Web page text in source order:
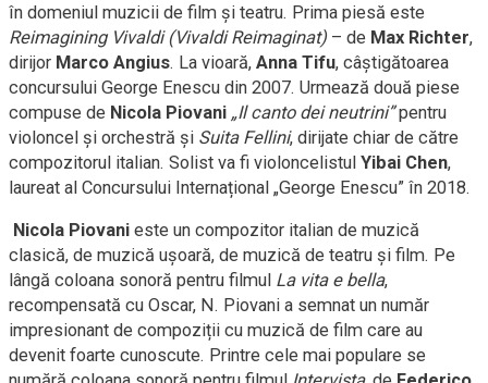
în domeniul muzicii de film și teatru. Prima piesă este
Reimagining Vivaldi (Vivaldi Reimaginat) – de Max Richter,
dirijor Marco Angius. La vioară, Anna Tifu, câștigătoarea
concursului George Enescu din 2007. Urmează două piese
compuse de Nicola Piovani „Il canto dei neutrini”pentru
violoncel și orchestră și Suita Fellini, dirijate chiar de către
compozitorul italian. Solist va fi violoncelistul Yibai Chen,
laureat al Concursului Internațional „George Enescu” în 2018.
Nicola Piovani este un compozitor italian de muzică
clasică, de muzică ușoară, de muzică de teatru și film. Pe
lângă coloana sonoră pentru filmul La vita e bella,
recompensată cu Oscar, N. Piovani a semnat un număr
impresionant de compoziții cu muzică de film care au
devenit foarte cunoscute. Printre cele mai populare se